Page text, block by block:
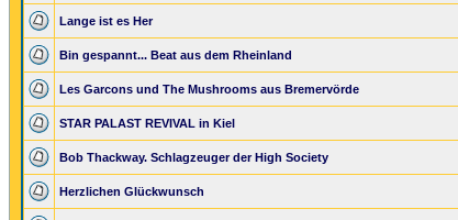
Lange ist es Her
Bin gespannt... Beat aus dem Rheinland
Les Garcons und The Mushrooms aus Bremervörde
STAR PALAST REVIVAL in Kiel
Bob Thackway. Schlagzeuger der High Society
Herzlichen Glückwunsch